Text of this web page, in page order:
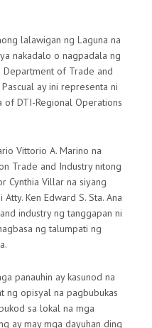
lalawigan ng Laguna na
nakadalo o nagpadala ng
Department of Trade and
ay ini representa ni
of DTI-Regional Operations
Vittorio A. Marino na
Trade and Industry nitong
Cynthia Villar na siyang
Ken Edward S. Sta. Ana
industry ng tanggapan ni
ng talumpati ng
panauhin ay kasunod na
ng opisyal na pagbubukas
sa lokal na mga
ay may mga dayuhan ding